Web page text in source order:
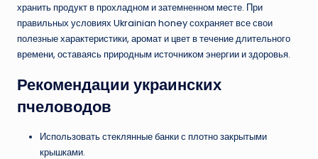
хранить продукт в прохладном и затемненном месте. При
правильных условиях Ukrainian honey сохраняет все свои
полезные характеристики, аромат и цвет в течение длительного
времени, оставаясь природным источником энергии и здоровья.
Рекомендации украинских
пчеловодов
Использовать стеклянные банки с плотно закрытыми
крышками.